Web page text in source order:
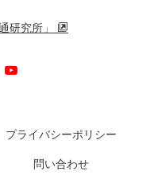
研究所」
プライバシーポリシー
問い合わせ